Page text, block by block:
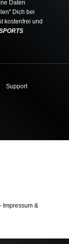
Daten
Dich bei
kostenfrei und
Support
- Impressum&